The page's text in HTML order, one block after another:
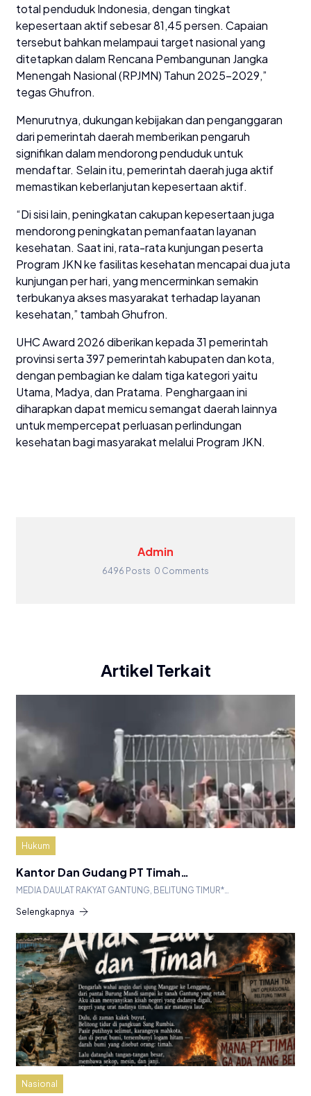
total penduduk Indonesia, dengan tingkat
kepesertaan aktif sebesar 81,45 persen. Capaian
tersebut bahkan melampaui target nasional yang
ditetapkan dalam Rencana Pembangunan Jangka
Menengah Nasional (RPJMN) Tahun 2025-2029,”
tegas Ghufron.
Menurutnya, dukungan kebijakan dan penganggaran
dari pemerintah daerah memberikan pengaruh
signifikan dalam mendorong penduduk untuk
mendaftar. Selain itu, pemerintah daerah juga aktif
memastikan keberlanjutan kepesertaan aktif.
“Di sisi lain, peningkatan cakupan kepesertaan juga
mendorong peningkatan pemanfaatan layanan
kesehatan. Saat ini, rata-rata kunjungan peserta
Program JKN ke fasilitas kesehatan mencapai dua juta
kunjungan per hari, yang mencerminkan semakin
terbukanya akses masyarakat terhadap layanan
kesehatan,” tambah Ghufron.
UHC Award 2026 diberikan kepada 31 pemerintah
provinsi serta 397 pemerintah kabupaten dan kota,
dengan pembagian ke dalam tiga kategori yaitu
Utama, Madya, dan Pratama. Penghargaan ini
diharapkan dapat memicu semangat daerah lainnya
untuk mempercepat perluasan perlindungan
kesehatan bagi masyarakat melalui Program JKN.
Admin
6496 Posts 0 Comments
Artikel Terkait
Hukum
Kantor Dan Gudang PT Timah…
MEDIA DAULAT RAKYAT GANTUNG, BELITUNG TIMUR*…
Selengkapnya
Nasional